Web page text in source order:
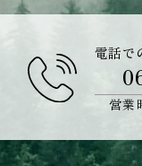
電話で
営業